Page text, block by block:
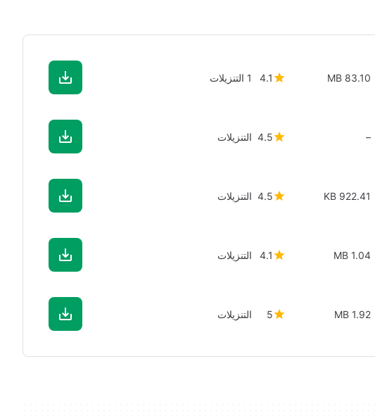
83.10 MB
4.1 1 التنزيلات
–
4.5 التنزيلات
922.41 KB
4.5 التنزيلات
1.04 MB
4.1 التنزيلات
1.92 MB
5 التنزيلات